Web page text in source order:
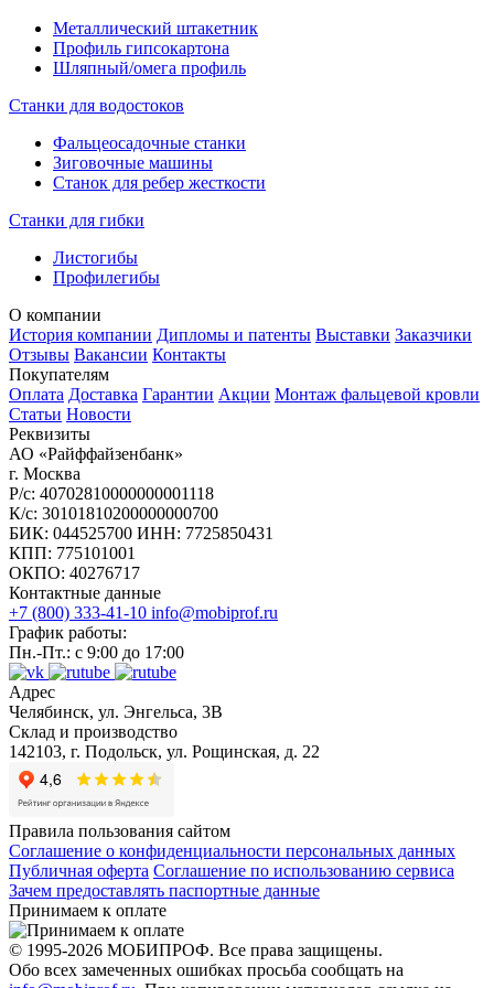
Особенности обработки рулонной
стали
Станок продольной резки выполняет свои функции за счет
специальных ножей дискового типа, установленных на
прочной станине. На стадии обработки заготовки
осуществляется подача рулонного материала на участок
разрезания. Здесь происходит фиксация детали,
расположенной между нижним и верхним прижимными
валами. Разделение происходит одновременно с
поступательным движением листа, что обеспечивает высокую
скорость и непрерывность обработки металлического листа в
продольном или поперечном направлении.
Общее устройство станков
Современные металлорежущие станки состоят из следующих
основных узлов:
Металлический штакетник
Профиль гипсокартона
Шляпный/омега профиль
Станки для водостоков
Фальцеосадочные станки
Зиговочные машины
Станок для ребер жесткости
Станки для гибки
Листогибы
Профилегибы
О компании
История компании Дипломы и патенты Выставки Заказчики
Отзывы Вакансии Контакты
Покупателям
Оплата Доставка Гарантии Акции Монтаж фальцевой кровли
Статьи Новости
Реквизиты
АО «Райффайзенбанк»
г. Москва
Р/с: 40702810000000001118
К/с: 30101810200000000700
БИК: 044525700 ИНН: 7725850431
КПП: 775101001
ОКПО: 40276717
Контактные данные
+7 (800) 333-41-10 info@mobiprof.ru
График работы:
Пн.-Пт.: с 9:00 до 17:00
Адрес
Челябинск, ул. Энгельса, 3В
Склад и производство
142103, г. Подольск, ул. Рощинская, д. 22
Правила пользования сайтом
Соглашение о конфиденциальности персональных данных
Публичная оферта Соглашение по использованию сервиса
Зачем предоставлять паспортные данные
Принимаем к оплате
© 1995-2026 МОБИПРОФ. Все права защищены.
Обо всех замеченных ошибках просьба сообщать на